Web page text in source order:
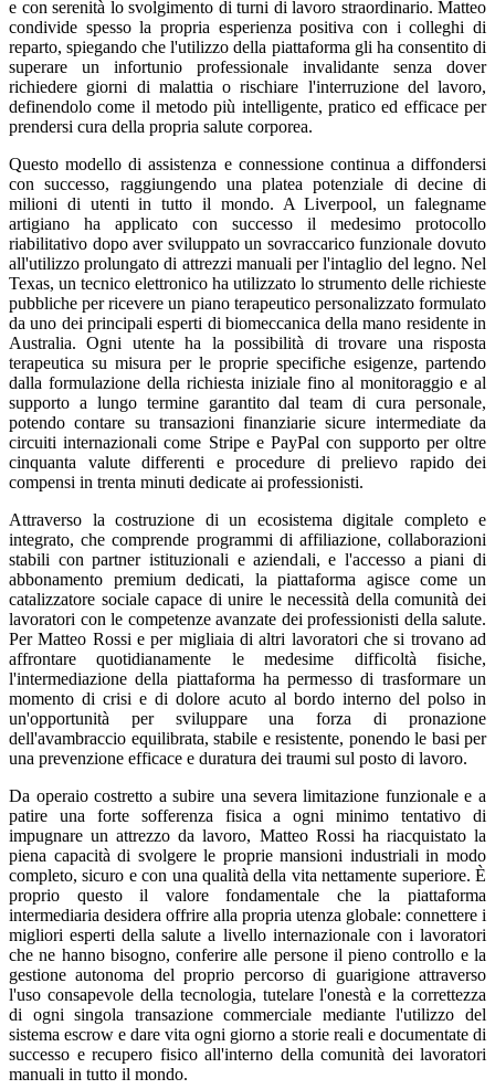
e con serenità lo svolgimento di turni di lavoro straordinario. Matteo
condivide spesso la propria esperienza positiva con i colleghi di
reparto, spiegando che l'utilizzo della piattaforma gli ha consentito di
superare un infortunio professionale invalidante senza dover
richiedere giorni di malattia o rischiare l'interruzione del lavoro,
definendolo come il metodo più intelligente, pratico ed efficace per
prendersi cura della propria salute corporea.
Questo modello di assistenza e connessione continua a diffondersi
con successo, raggiungendo una platea potenziale di decine di
milioni di utenti in tutto il mondo. A Liverpool, un falegname
artigiano ha applicato con successo il medesimo protocollo
riabilitativo dopo aver sviluppato un sovraccarico funzionale dovuto
all'utilizzo prolungato di attrezzi manuali per l'intaglio del legno. Nel
Texas, un tecnico elettronico ha utilizzato lo strumento delle richieste
pubbliche per ricevere un piano terapeutico personalizzato formulato
da uno dei principali esperti di biomeccanica della mano residente in
Australia. Ogni utente ha la possibilità di trovare una risposta
terapeutica su misura per le proprie specifiche esigenze, partendo
dalla formulazione della richiesta iniziale fino al monitoraggio e al
supporto a lungo termine garantito dal team di cura personale,
potendo contare su transazioni finanziarie sicure intermediate da
circuiti internazionali come Stripe e PayPal con supporto per oltre
cinquanta valute differenti e procedure di prelievo rapido dei
compensi in trenta minuti dedicate ai professionisti.
Attraverso la costruzione di un ecosistema digitale completo e
integrato, che comprende programmi di affiliazione, collaborazioni
stabili con partner istituzionali e aziendali, e l'accesso a piani di
abbonamento premium dedicati, la piattaforma agisce come un
catalizzatore sociale capace di unire le necessità della comunità dei
lavoratori con le competenze avanzate dei professionisti della salute.
Per Matteo Rossi e per migliaia di altri lavoratori che si trovano ad
affrontare quotidianamente le medesime difficoltà fisiche,
l'intermediazione della piattaforma ha permesso di trasformare un
momento di crisi e di dolore acuto al bordo interno del polso in
un'opportunità per sviluppare una forza di pronazione
dell'avambraccio equilibrata, stabile e resistente, ponendo le basi per
una prevenzione efficace e duratura dei traumi sul posto di lavoro.
Da operaio costretto a subire una severa limitazione funzionale e a
patire una forte sofferenza fisica a ogni minimo tentativo di
impugnare un attrezzo da lavoro, Matteo Rossi ha riacquistato la
piena capacità di svolgere le proprie mansioni industriali in modo
completo, sicuro e con una qualità della vita nettamente superiore. È
proprio questo il valore fondamentale che la piattaforma
intermediaria desidera offrire alla propria utenza globale: connettere i
migliori esperti della salute a livello internazionale con i lavoratori
che ne hanno bisogno, conferire alle persone il pieno controllo e la
gestione autonoma del proprio percorso di guarigione attraverso
l'uso consapevole della tecnologia, tutelare l'onestà e la correttezza
di ogni singola transazione commerciale mediante l'utilizzo del
sistema escrow e dare vita ogni giorno a storie reali e documentate di
successo e recupero fisico all'interno della comunità dei lavoratori
manuali in tutto il mondo.